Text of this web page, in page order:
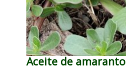
Aceite de amaranto